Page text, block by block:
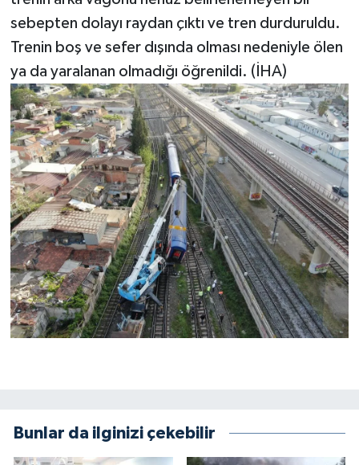
sebepten dolayı raydan çıktı ve tren durduruldu.
Trenin boş ve sefer dışında olması nedeniyle ölen
ya da yaralanan olmadığı öğrenildi. (İHA)
Bunlar da ilginizi çekebilir